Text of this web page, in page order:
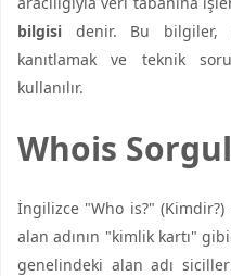
bilgisi denir. Bu bilgiler,
kanıtlamak ve teknik
kullanılır.
Whois
İngilizce "Who is?"
alan adının "kimlik kartı"
genelindeki alan adı